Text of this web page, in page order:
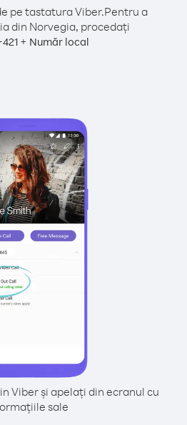
pe tastatura Viber.Pentru a
din Norvegia, procedați
421 + Număr local
Viber și apelați din ecranul cu
sale